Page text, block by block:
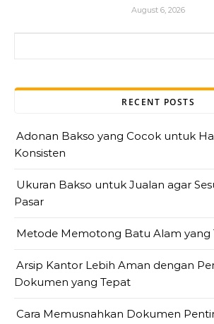
August 6, 2026
RECENT POSTS
Adonan Bakso yang Cocok untuk
Konsisten
Ukuran Bakso untuk Jualan agar
Pasar
Metode Memotong Batu Alam yang
Arsip Kantor Lebih Aman dengan
Dokumen yang Tepat
Cara Memusnahkan Dokumen